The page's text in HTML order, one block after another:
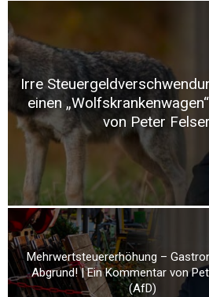
Irre
einen
von Peter
Mehrwertsteuererhöhung –
Abgrund! | Ein Kommentar von
(AfD)